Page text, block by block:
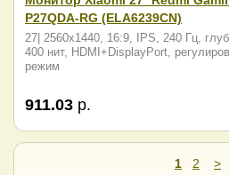
P27QDA-RG (ELA6239CN)
27| 2560x1440, 16:9, IPS, 240 Гц,
400 нит, HDMI+DisplayPort,
режим
911.03 р.
1 2
>